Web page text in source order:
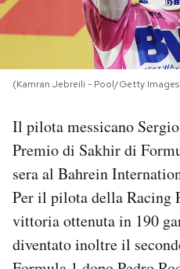
PODCAST
NEWSLETTER
I MIEI PREFERITI
CALENDARIO
(Kamran Jebreili - Pool/Getty
Il pilota messicano
Premio di Sakhir di
sera al Bahrein
Per il pilota della Racing
vittoria ottenuta in 190
diventato inoltre il